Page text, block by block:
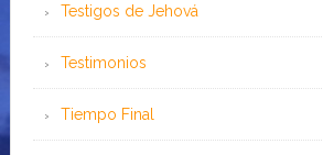
Testigos de Jehová
Testimonios
Tiempo Final